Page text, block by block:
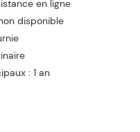
en ligne
disponible
: 1 an